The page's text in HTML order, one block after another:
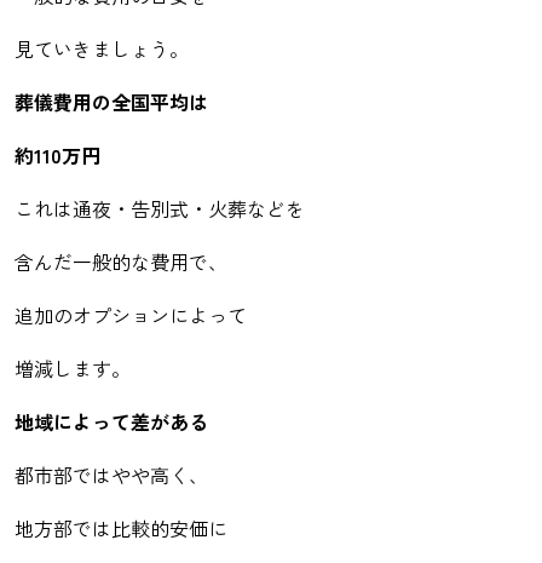
見ていきましょう。
葬儀費用の全国平均は
約110万円
これは通夜・告別式・火葬などを
含んだ一般的な費用で、
追加のオプションによって
増減します。
地域によって差がある
都市部ではやや高く、
地方部では比較的安価に